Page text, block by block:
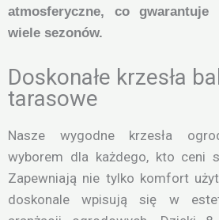
atmosferyczne, co gwarantuje
wiele sezonów.
Doskonałe krzesła
tarasowe
Nasze wygodne krzesła
wyborem dla każdego, kto ceni
Zapewniają nie tylko komfort
doskonale wpisują się w